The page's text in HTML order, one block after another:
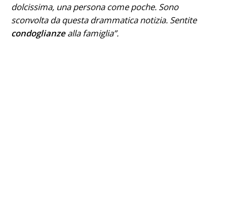
dolcissima, una persona come poche. Sono
sconvolta da questa drammatica notizia. Sentite
condoglianzealla famiglia”.